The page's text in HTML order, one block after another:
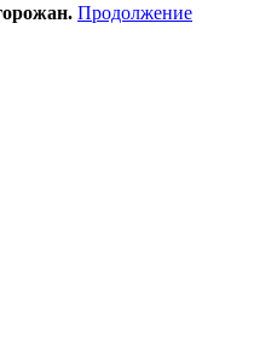
Продолжение